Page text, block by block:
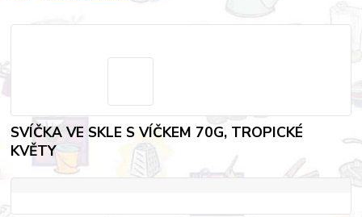
SVÍČKA VE SKLE S VÍČKEM 70G, TROPICKÉ
KVĚTY